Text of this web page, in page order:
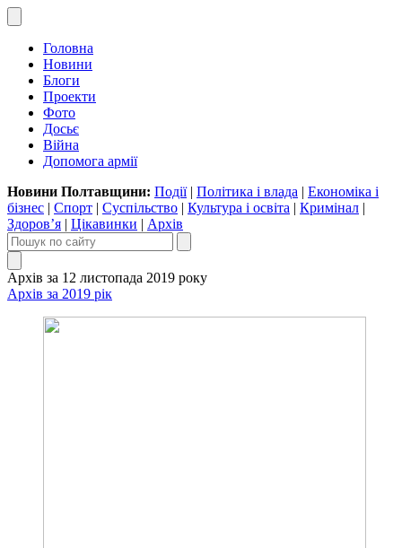
Головна
Новини
Блоги
Проекти
Фото
Досьє
Війна
Допомога армії
Новини Полтавщини: Події| Політика і влада | Економіка і
бізнес | Спорт | Суспільство | Культура і освіта | Кримінал |
Здоров’я | Цікавинки | Архів
Архів за 12 листопада 2019 року
Архів за 2019 рік